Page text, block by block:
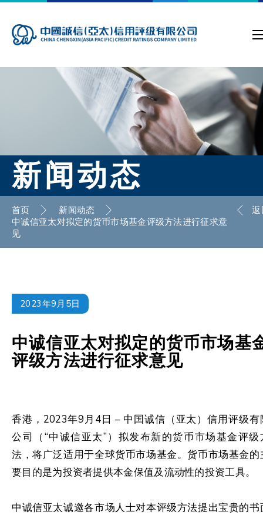
新闻动态
首页
新闻动态
中诚信亚太对拟定的货币市场基金评级方法进行征求意
见
2023年9月5日
中诚信亚太对拟定的货币市场基
评级方法进行征求意见
香港，2023年9月4日 – 中国诚信（亚太）信用评级有
公司（“中诚信亚太”）拟发布新的货币市场基金评级
法，将广泛适用于全球货币市场基金。货币市场基金的
要目的是为投资者提供本金保值及流动性的投资工具。
中诚信亚太诚邀各市场人士对本评级方法提出宝贵的书